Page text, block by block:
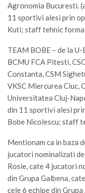
Agronomia Bucuresti.
11 sportivi alesi prin
Kuti; staff tehnic
TEAM BOBE – de la
BCMU FCA Pitesti,
Constanta, CSM
VKSC Miercurea Ciuc,
Universitatea Cluj-
din 11 sportivi alesi
Bobe Nicolescu; staff
Mentionam ca in baza
jucatori nominalizati
Rosie, cate 4 jucatori
din Grupa Galbena,
cele 6 echipe din